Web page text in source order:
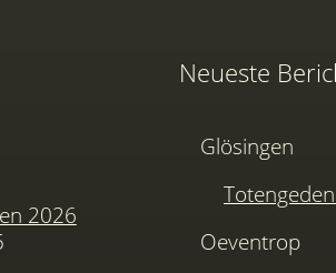
2026
Neueste
Glösingen
Oeventrop